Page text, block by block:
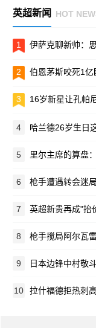
英超新闻 HOT
1 伊萨克聊新帅：思路很
2 伯恩茅斯咬死1亿欧
3 16岁新星让孔帕尼亲
4 哈兰德26岁生日这样过：游
5 里尔主席的算盘：布阿迪
6 枪手遭遇转会迷局：吉
7 英超新贵再成"抬价王"？埃梅
8 枪手搅局阿尔瓦雷斯
9 日本边锋中村敬斗引发英
10 拉什福德拒热刺高薪